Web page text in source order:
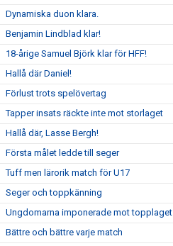
Dynamiska duon klara.
Benjamin Lindblad klar!
18-årige Samuel Björk klar för HFF!
Hallå där Daniel!
Förlust trots spelövertag
Tapper insats räckte inte mot storlaget
Hallå där, Lasse Bergh!
Första målet ledde till seger
Tuff men lärorik match för U17
Seger och toppkänning
Ungdomarna imponerade mot topplaget
Bättre och bättre varje match